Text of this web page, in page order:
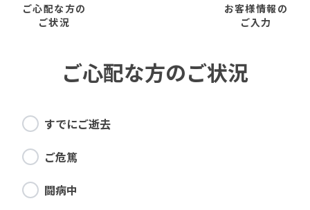
ご心配な方の
ご状況
お客様情報の
ご入力
ご心配な方のご状況
すでにご逝去
ご危篤
闘病中